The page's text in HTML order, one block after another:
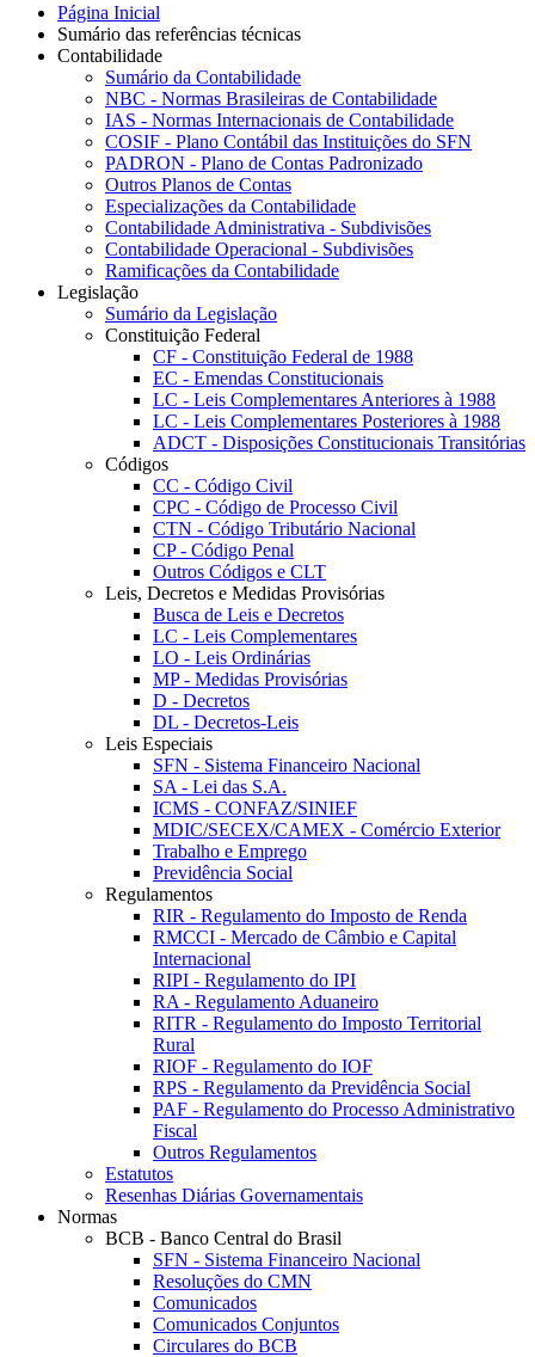
Página Inicial
Sumário das referências técnicas
Contabilidade
Sumário da Contabilidade
NBC - Normas Brasileiras de Contabilidade
IAS - Normas Internacionais de Contabilidade
COSIF - Plano Contábil das Instituições do SFN
PADRON - Plano de Contas Padronizado
Outros Planos de Contas
Especializações da Contabilidade
Contabilidade Administrativa - Subdivisões
Contabilidade Operacional - Subdivisões
Ramificações da Contabilidade
Legislação
Sumário da Legislação
Constituição Federal
CF - Constituição Federal de 1988
EC - Emendas Constitucionais
LC - Leis Complementares Anteriores à 1988
LC - Leis Complementares Posteriores à 1988
ADCT - Disposições Constitucionais Transitórias
Códigos
CC - Código Civil
CPC - Código de Processo Civil
CTN - Código Tributário Nacional
CP - Código Penal
Outros Códigos e CLT
Leis, Decretos e Medidas Provisórias
Busca de Leis e Decretos
LC - Leis Complementares
LO - Leis Ordinárias
MP - Medidas Provisórias
D - Decretos
DL - Decretos-Leis
Leis Especiais
SFN - Sistema Financeiro Nacional
SA - Lei das S.A.
ICMS - CONFAZ/SINIEF
MDIC/SECEX/CAMEX - Comércio Exterior
Trabalho e Emprego
Previdência Social
Regulamentos
RIR - Regulamento do Imposto de Renda
RMCCI - Mercado de Câmbio e Capital
Internacional
RIPI - Regulamento do IPI
RA - Regulamento Aduaneiro
RITR - Regulamento do Imposto Territorial
Rural
RIOF - Regulamento do IOF
RPS - Regulamento da Previdência Social
PAF - Regulamento do Processo Administrativo
Fiscal
Outros Regulamentos
Estatutos
Resenhas Diárias Governamentais
Normas
BCB - Banco Central do Brasil
SFN - Sistema Financeiro Nacional
Resoluções do CMN
Comunicados
Comunicados Conjuntos
Circulares do BCB